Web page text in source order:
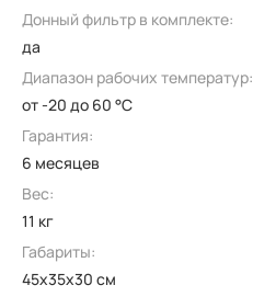
Донный фильтр в комплекте:
да
Диапазон рабочих температур:
от -20 до 60 °C
Гарантия:
6 месяцев
Вес:
11 кг
Габариты:
45x35x30 см